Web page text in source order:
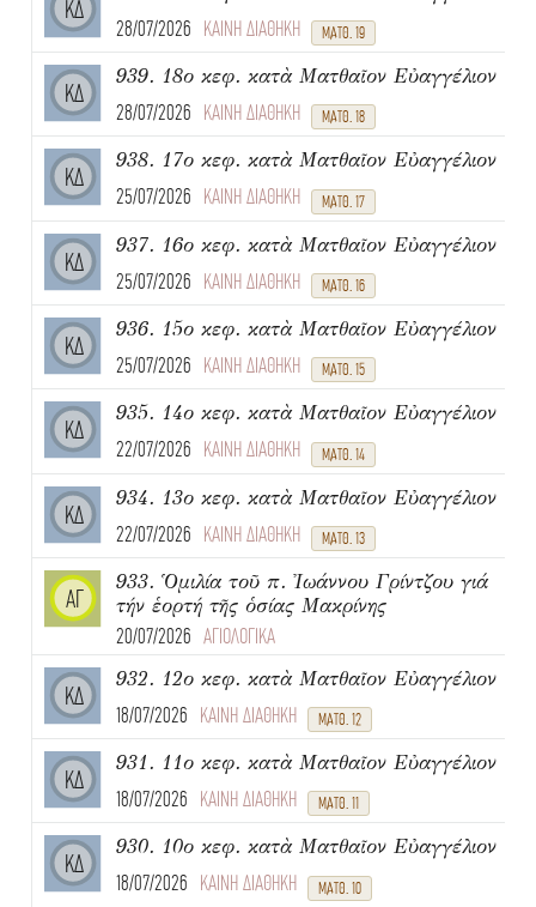
ΚΔ
28/07/2026 ΚΑΙΝΗ ΔΙΑΘΗΚΗ ΜΑΤΘ. 19
ΚΔ
939. 18ο κεφ. κατὰ Ματθαῖον Εὐαγγέλιον
28/07/2026 ΚΑΙΝΗ ΔΙΑΘΗΚΗ ΜΑΤΘ. 18
ΚΔ
938. 17ο κεφ. κατὰ Ματθαῖον Εὐαγγέλιον
25/07/2026 ΚΑΙΝΗ ΔΙΑΘΗΚΗ ΜΑΤΘ. 17
ΚΔ
937. 16ο κεφ. κατὰ Ματθαῖον Εὐαγγέλιον
25/07/2026 ΚΑΙΝΗ ΔΙΑΘΗΚΗ ΜΑΤΘ. 16
ΚΔ
936. 15ο κεφ. κατὰ Ματθαῖον Εὐαγγέλιον
25/07/2026 ΚΑΙΝΗ ΔΙΑΘΗΚΗ ΜΑΤΘ. 15
ΚΔ
935. 14ο κεφ. κατὰ Ματθαῖον Εὐαγγέλιον
22/07/2026 ΚΑΙΝΗ ΔΙΑΘΗΚΗ ΜΑΤΘ. 14
ΚΔ
934. 13ο κεφ. κατὰ Ματθαῖον Εὐαγγέλιον
22/07/2026 ΚΑΙΝΗ ΔΙΑΘΗΚΗ ΜΑΤΘ. 13
ΑΓ
933. Ὁμιλία τοῦ π. Ἰωάννου Γρίντζου γιά
τήν ἑορτή τῆς ὁσίας Μακρίνης
20/07/2026 ΑΓΙΟΛΟΓΙΚΑ
ΚΔ
932. 12ο κεφ. κατὰ Ματθαῖον Εὐαγγέλιον
18/07/2026 ΚΑΙΝΗ ΔΙΑΘΗΚΗ ΜΑΤΘ. 12
ΚΔ
931. 11ο κεφ. κατὰ Ματθαῖον Εὐαγγέλιον
18/07/2026 ΚΑΙΝΗ ΔΙΑΘΗΚΗ ΜΑΤΘ. 11
ΚΔ
930. 10ο κεφ. κατὰ Ματθαῖον Εὐαγγέλιον
18/07/2026 ΚΑΙΝΗ ΔΙΑΘΗΚΗ ΜΑΤΘ. 10